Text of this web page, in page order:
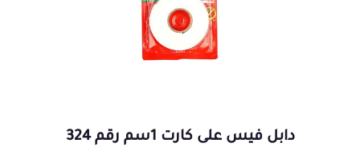
دابل فيس على كارت 1سم رقم 324